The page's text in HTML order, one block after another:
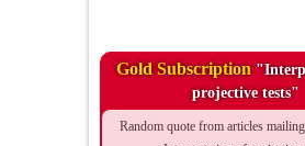
Gold Subscription
projective tests"
Random quote from articles